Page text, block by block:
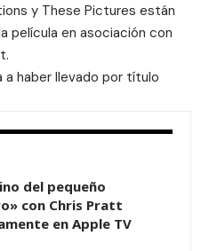
y These Pictures están
película en asociación con
a haber llevado por título
del pequeño
con Chris Pratt
en Apple TV